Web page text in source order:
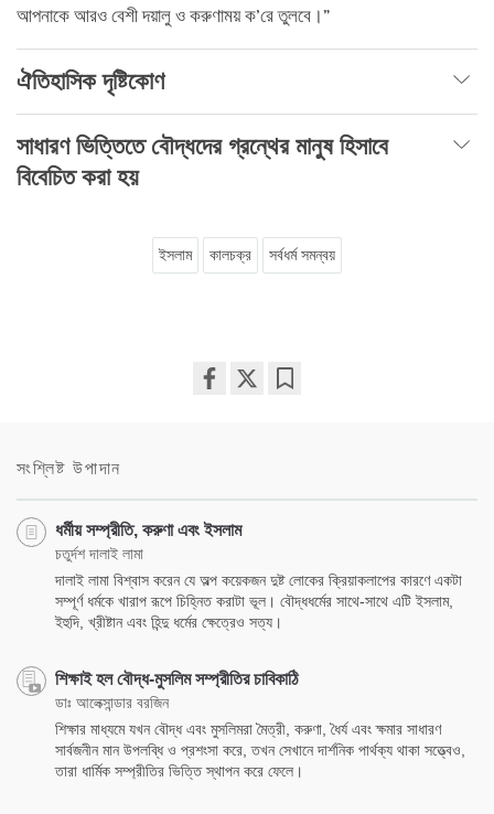
আপনাকে আরও বেশী দয়ালু ও করুণাময় ক’রে তুলবে।”
ঐতিহাসিক দৃষ্টিকোণ
সাধারণ ভিত্তিতে বৌদ্ধদের গ্রন্থের মানুষ হিসাবে
বিবেচিত করা হয়
ইসলাম কালচক্র সর্বধর্ম সমন্বয়
সংশ্লিষ্ট উপাদান
ধর্মীয় সম্প্রীতি, করুণা এবং ইসলাম
চতুর্দশ দালাই লামা
দালাই লামা বিশ্বাস করেন যে অল্প কয়েকজন দুষ্ট লোকের ক্রিয়াকলাপের কারণে একটা
সম্পূর্ণ ধর্মকে খারাপ রূপে চিহ্নিত করাটা ভূল। বৌদ্ধধর্মের সাথে-সাথে এটি ইসলাম,
ইহুদি, খ্রীষ্টান এবং হিন্দু ধর্মের ক্ষেত্রেও সত্য।
শিক্ষাই হল বৌদ্ধ-মুসলিম সম্প্রীতির চাবিকাঠি
ডাঃ আলেক্সান্ডার বরজিন
শিক্ষার মাধ্যমে যখন বৌদ্ধ এবং মুসলিমরা মৈত্রী, করুণা, ধৈর্য এবং ক্ষমার সাধারণ
সার্বজনীন মান উপলব্ধি ও প্রশংসা করে, তখন সেখানে দার্শনিক পার্থক্য থাকা সত্ত্বেও,
তারা ধার্মিক সম্প্রীতির ভিত্তি স্থাপন করে ফেলে।